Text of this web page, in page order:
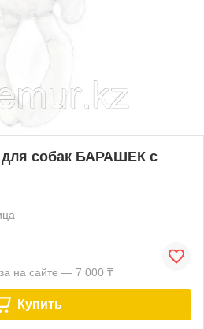
для собак БАРАШЕК с
на сайте — 7 000 ₸
Купить